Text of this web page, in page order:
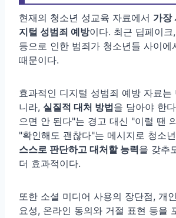
현재의 청소년 성교육 자료에서 가장
지털 성범죄 예방이다. 최근 딥페이크
등으로 인한 범죄가 청소년들 사이에
때문이다.
효과적인 디지털 성범죄 예방 자료는
니라, 실질적 대처 방법을 담아야 한
으면 안 된다"는 경고 대신 "이럴 땐
"확인해도 괜찮다"는 메시지로 청소
스스로 판단하고 대처할 능력을 갖추
더 효과적이다.
또한 소셜 미디어 사용의 장단점, 개
요성, 온라인 동의와 거절 표현 등을